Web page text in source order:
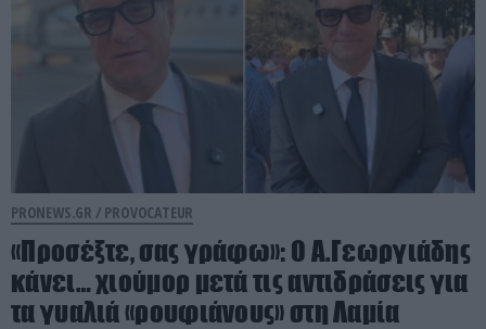
PRONEWS.GR / PROVOCATEUR
«Προσέξτε, σας γράφω»: Ο Α.Γεωργιάδης
κάνει… χιούμορ μετά τις αντιδράσεις για
τα γυαλιά «ρουφιάνους» στη Λαμία